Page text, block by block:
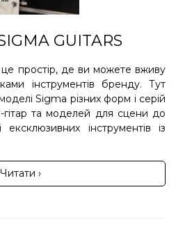
GUITARS
простір, де ви можете вживу
інструментів бренду. Тут
Sigma різних форм і серій
гітар та моделей для сцени до
інструментів із
Читати ›